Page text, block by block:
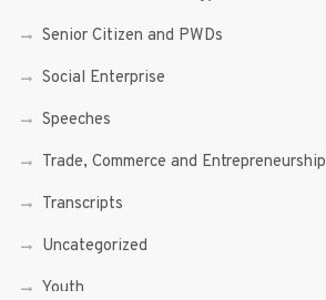
Senior Citizen and PWDs
Social Enterprise
Speeches
Trade, Commerce and Entrepreneurship
Transcripts
Uncategorized
Youth